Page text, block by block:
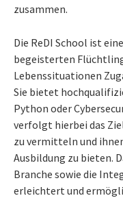
zusammen.
Die ReDI School ist
begeisterten
Lebenssituationen
Sie bietet
Python oder
verfolgt hierbei das
zu vermitteln und
Ausbildung zu bieten.
Branche sowie die
erleichtert und